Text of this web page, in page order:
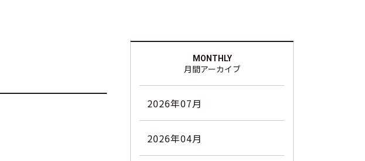
MONTHLY
月間アーカイブ
2026年07月
2026年04月